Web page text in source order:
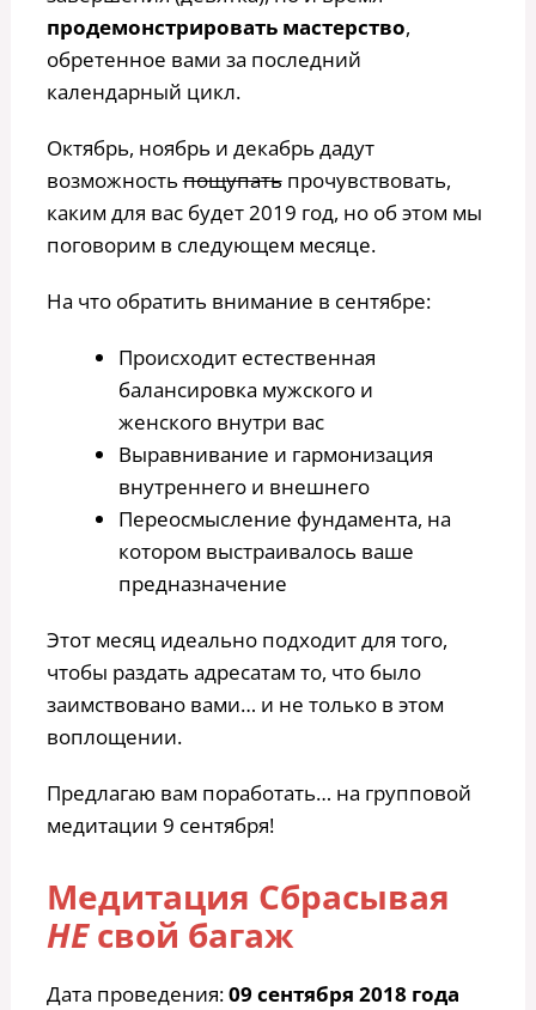
продемонстрировать мастерство,
обретенное вами за последний
календарный цикл.
Октябрь, ноябрь и декабрь дадут
возможностьпощупатьпрочувствовать,
каким для вас будет 2019 год, но об этом мы
поговорим в следующем месяце.
На что обратить внимание в сентябре:
Происходит естественная
балансировка мужского и
женского внутри вас
Выравнивание и гармонизация
внутреннего и внешнего
Переосмысление фундамента, на
котором выстраивалось ваше
предназначение
Этот месяц идеально подходит для того,
чтобы раздать адресатам то, что было
заимствовано вами… и не только в этом
воплощении.
Предлагаю вам поработать… на групповой
медитации 9 сентября!
Медитация Сбрасывая
НЕсвой багаж
Дата проведения:09 сентября 2018 года